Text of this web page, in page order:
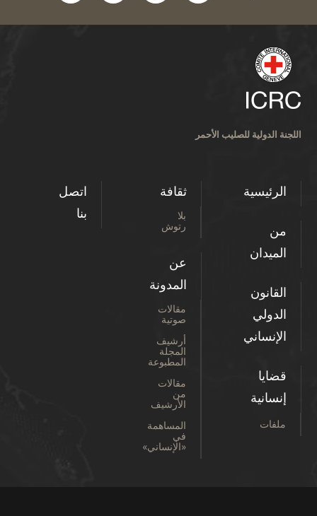
اللجنة الدولية للصليب الأحمر
الرئيسية
من
الميدان
القانون
الدولي
الإنساني
قضايا
إنسانية
ملفات
ثقافة
بلا
رتوش
عن
المدونة
مقالات
صوتية
أرشيف
المجلة
المطبوعة
مقالات
من
الأرشيف
المساهمة
في
«الإنساني»
اتصل
بنا